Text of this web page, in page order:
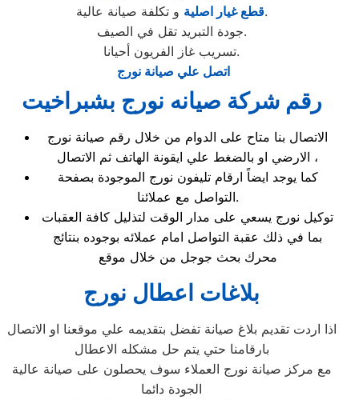
قطع غيار اصليةو تكلفة صيانة عالية.
جودة التبريد تقل في الصيف.
تسريب غاز الفريون أحيانا.
اتصل علي صيانة نورج
رقم شركة صيانه نورج بشبراخيت
الاتصال بنا متاح على الدوام من خلال رقم صيانة نورج
الارضي او بالضغط علي ايقونة الهاتف ثم الاتصال ،
كما يوجد ايضاً ارقام تليفون نورج الموجودة بصفحة
التواصل مع عملائنا.
توكيل نورج يسعي على مدار الوقت لتذليل كافة العقبات
بما في ذلك عقبة التواصل امام عملائه بوجوده بنتائج
محرك بحث جوجل من خلال موقع
بلاغات اعطال نورج
اذا اردت تقديم بلاغ صيانة تفضل بتقديمه علي موقعنا او الاتصال
بارقامنا حتي يتم حل مشكله الاعطال
مع مركز صيانة نورج العملاء سوف يحصلون على صيانة عالية
الجودة دائما